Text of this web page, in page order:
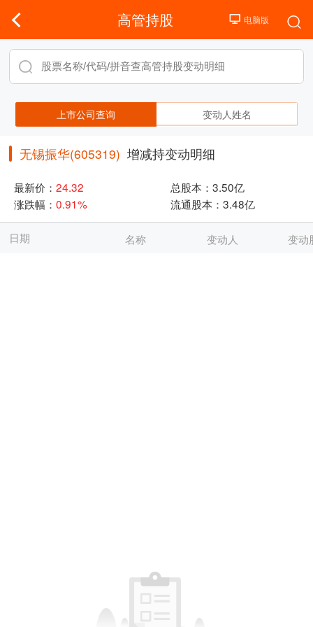
高管持股
上市公司查询 变动人姓名
无锡振华(605319) 增减持变动明细
最新价： 24.32 总股本： 3.50亿
涨跌幅： 0.91% 流通股本： 3.48亿
日期 名称 变动人 变动